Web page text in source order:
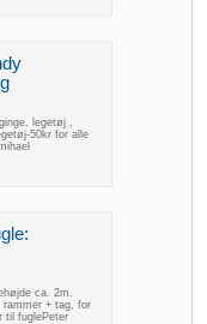
legetøj ,
50kr for alle
ca. 2m.
+ tag, for
til fuglePeter